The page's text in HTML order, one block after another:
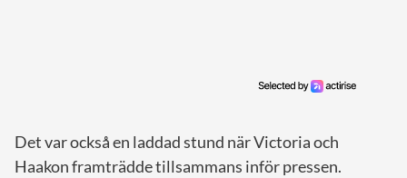
Det var också en laddad stund när Victoria och
Haakon framträdde tillsammans inför pressen.